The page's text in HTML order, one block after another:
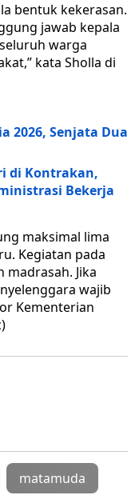
bentuk kekerasan.
jawab kepala
warga
kata Sholla di
2026, Senjata Dua
di Kontrakan,
Bekerja
maksimal lima
Kegiatan pada
Jika
wajib
Kementerian
matamuda